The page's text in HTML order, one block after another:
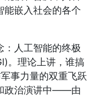
能嵌入社会的各个
：人工智能的终极
。理论上讲，谁搞
事力量的双重飞跃
政治演讲中——由